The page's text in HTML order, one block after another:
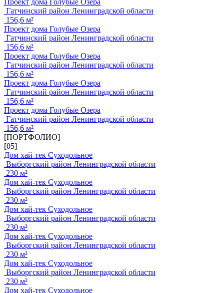
Проект дома Голубые Озера
Гатчинский район Ленинградской области
156,6 м²
Проект дома Голубые Озера
Гатчинский район Ленинградской области
156,6 м²
Проект дома Голубые Озера
Гатчинский район Ленинградской области
156,6 м²
Проект дома Голубые Озера
Гатчинский район Ленинградской области
156,6 м²
Проект дома Голубые Озера
Гатчинский район Ленинградской области
156,6 м²
[ПОРТФОЛИО]
[05]
Дом хай-тек Суходольное
Выборгский район Ленинградской области
230 м²
Дом хай-тек Суходольное
Выборгский район Ленинградской области
230 м²
Дом хай-тек Суходольное
Выборгский район Ленинградской области
230 м²
Дом хай-тек Суходольное
Выборгский район Ленинградской области
230 м²
Дом хай-тек Суходольное
Выборгский район Ленинградской области
230 м²
Дом хай-тек Суходольное